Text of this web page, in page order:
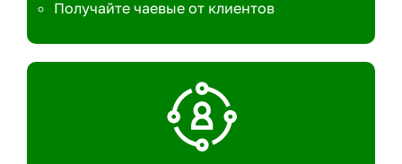
Получайте чаевые от клиентов